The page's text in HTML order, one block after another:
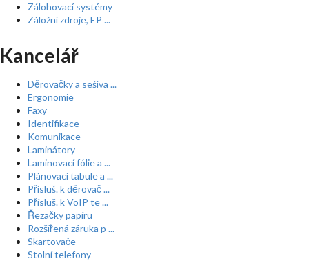
Zálohovací systémy
Záložní zdroje, EP ...
Kancelář
Děrovačky a sešíva ...
Ergonomie
Faxy
Identifikace
Komunikace
Laminátory
Laminovací fólie a ...
Plánovací tabule a ...
Přísluš. k děrovač ...
Přísluš. k VoIP te ...
Řezačky papíru
Rozšířená záruka p ...
Skartovače
Stolní telefony